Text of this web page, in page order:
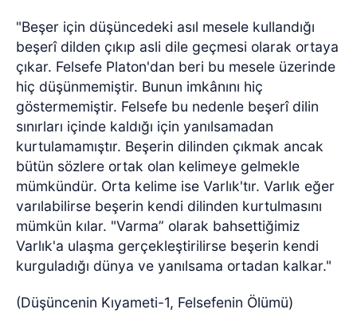
"Beşer için düşüncedeki asıl mesele kullandığı
beşerî dilden çıkıp asli dile geçmesi olarak ortaya
çıkar. Felsefe Platon'dan beri bu mesele üzerinde
hiç düşünmemiştir. Bunun imkânını hiç
göstermemiştir. Felsefe bu nedenle beşerî dilin
sınırları içinde kaldığı için yanılsamadan
kurtulamamıştır. Beşerin dilinden çıkmak ancak
bütün sözlere ortak olan kelimeye gelmekle
mümkündür. Orta kelime ise Varlık'tır. Varlık eğer
varılabilirse beşerin kendi dilinden kurtulmasını
mümkün kılar. "Varma” olarak bahsettiğimiz
Varlık'a ulaşma gerçekleştirilirse beşerin kendi
kurguladığı dünya ve yanılsama ortadan kalkar."
(Düşüncenin Kıyameti-1, Felsefenin Ölümü)